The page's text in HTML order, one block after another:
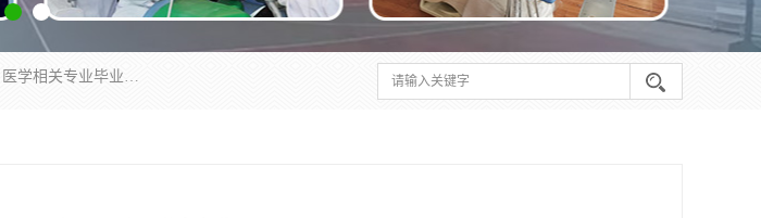
通过医学类院校正规录取从而获取统招全日制大专、本科，学信网可查在校学籍。医学相关专业毕业后可参加执业助理医师与执业医师证书考试（如口腔医学、临床医学、中医学等专业）.